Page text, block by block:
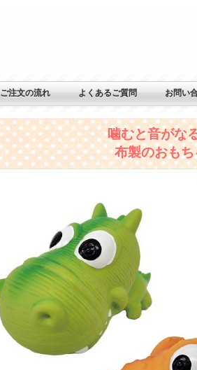
ご注文の流れ よくあるご質問 お問い
噛むと音がな
布製のおも